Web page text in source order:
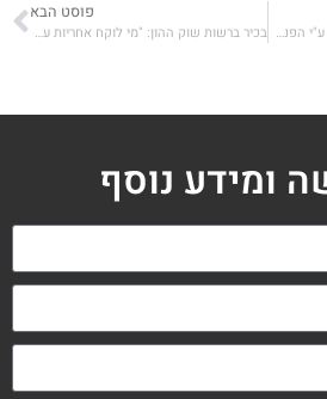
שופט: חובות של בת 63 לא יכוסו ע"י הפנסיה שלה
פוסט הבא
בכיר ברשות שוק ההון: "מי לוקח אחריות על המבוטחים הסיעודיים?"
ומידע נוסף